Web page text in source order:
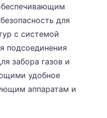
для
с системой
подсоединения
забора газов и
удобное
аппаратам и